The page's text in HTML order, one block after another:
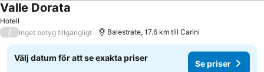
Hotell
Valle Dorata
/ Inget betyg tillgängligt Balestrate, 17.6 km till Carini
Välj datum för att se exakta priser
Se priser